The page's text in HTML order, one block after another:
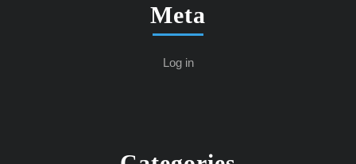
Meta
Log in